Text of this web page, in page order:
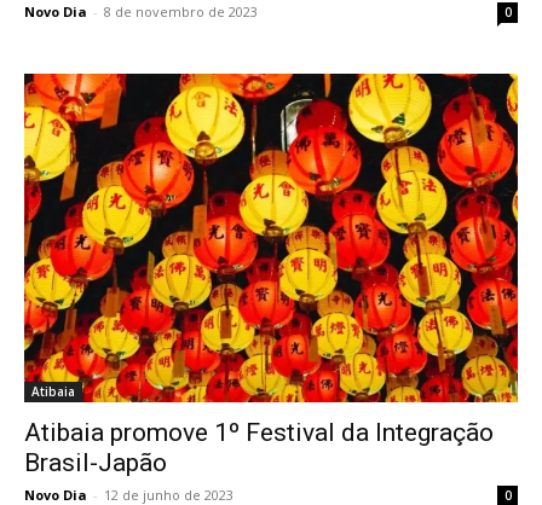
Novo Dia - 8 de novembro de 2023 0
Atibaia
Atibaia promove 1º Festival da Integração
Brasil-Japão
Novo Dia - 12 de junho de 2023 0